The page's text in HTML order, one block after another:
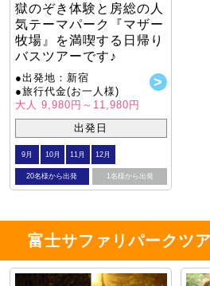
獄のぞき体験と房総の人
気テーマパーク『マザー
牧場』を満喫する日帰り
バスツアーです♪
●出発地：新宿
●旅行代金(お一人様)
大人 9,980円～11,980円
出発日
9月 10月 11月 12月
20名様から出発 1名様から出発
富士サファリパークツ